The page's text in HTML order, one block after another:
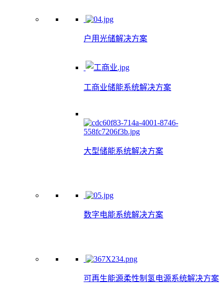
户用光储解决方案
工商业储能系统解决方案
大型储能系统解决方案
数字电能系统解决方案
可再生能源柔性制氢电源系统解决方案